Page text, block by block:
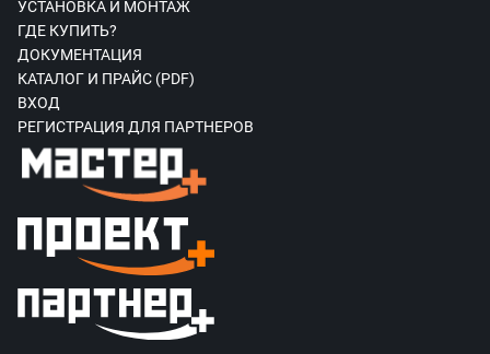
УСТАНОВКА И МОНТАЖ
ГДЕ КУПИТЬ?
ДОКУМЕНТАЦИЯ
КАТАЛОГ И ПРАЙС (PDF)
ВХОД
РЕГИСТРАЦИЯ ДЛЯ ПАРТНЕРОВ